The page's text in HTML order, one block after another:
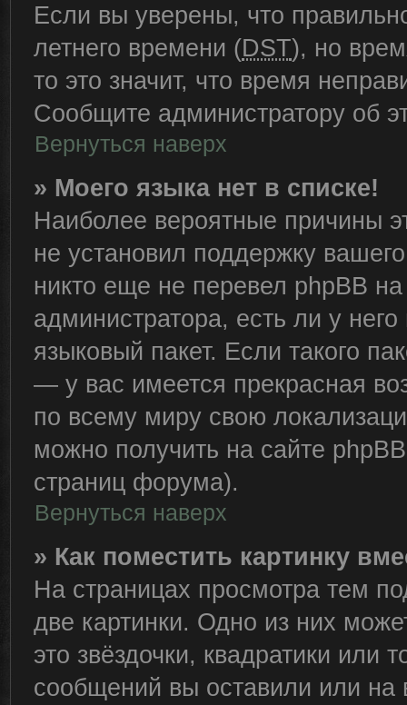
Если вы уверены, что
летнего времени (DST), но
то это значит, что время
Сообщите администратору об
Вернуться наверх
» Моего языка нет в списке!
Наиболее вероятные причины
не установил поддержку
никто еще не перевел phpBB
администратора, есть ли у
языковый пакет. Если такого
— у вас имеется прекрасная
по всему миру свою
можно получить на сайте
страниц форума).
Вернуться наверх
» Как поместить картинку
На страницах просмотра тем
две картинки. Одно из них
это звёздочки, квадратики или
сообщений вы оставили или